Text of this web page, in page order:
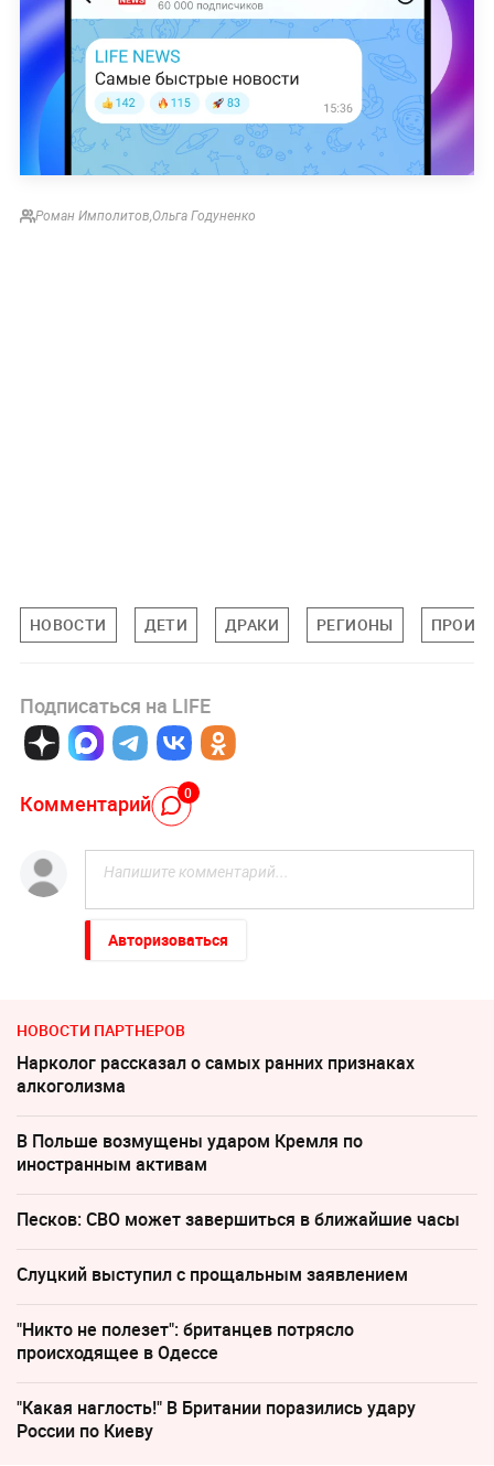
Роман Имполитов,Ольга Годуненко
НОВОСТИ ДЕТИ ДРАКИ РЕГИОНЫ
Подписаться на LIFE
Комментарий 0
Авторизоваться
НОВОСТИ ПАРТНЕРОВ
Нарколог рассказал о самых ранних признаках
алкоголизма
В Польше возмущены ударом Кремля по
иностранным активам
Песков: СВО может завершиться в ближайшие часы
Слуцкий выступил с прощальным заявлением
"Никто не полезет": британцев потрясло
происходящее в Одессе
"Какая наглость!" В Британии поразились удару
России по Киеву